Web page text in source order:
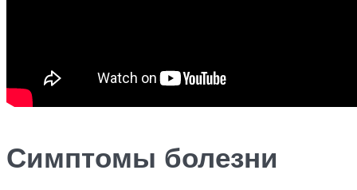
Симптомы болезни